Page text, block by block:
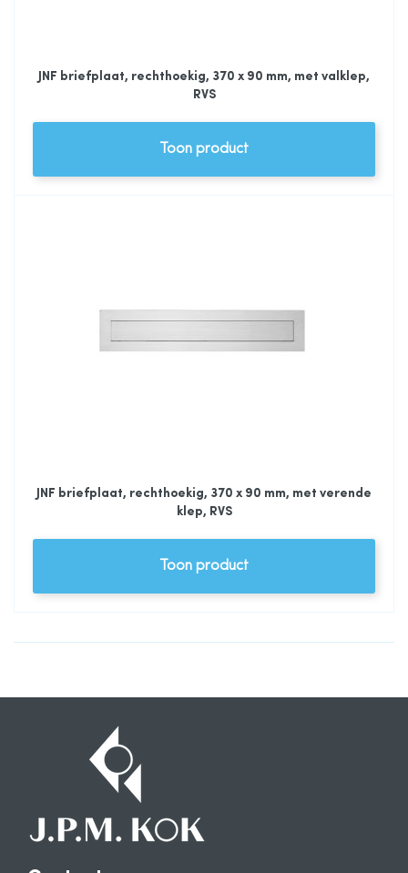
JNF briefplaat, rechthoekig, 370 x 90 mm, met valklep,
RVS
Toon product
JNF briefplaat, rechthoekig, 370 x 90 mm, met verende
klep, RVS
Toon product